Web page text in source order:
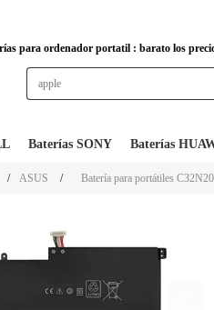
para ordenador portatil : barato los
Baterías SONY Baterías
/ ASUS / Batería para portátiles